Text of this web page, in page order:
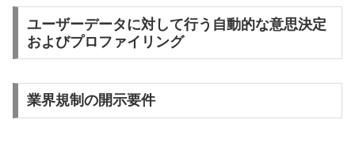
ユーザーデータに対して行う自動的な意思決定
およびプロファイリング
業界規制の開示要件